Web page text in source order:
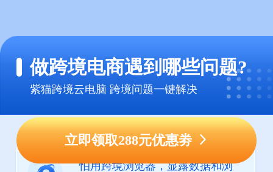
立即领取288元优惠劵
做跨境电商遇到哪些问题?
紫猫跨境云电脑 跨境问题一键解决
怕用跨境浏览器，显露数据和浏